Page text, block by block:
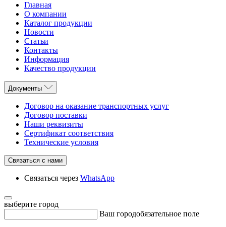
Главная
О компании
Каталог продукции
Новости
Статьи
Контакты
Информация
Качество продукции
Документы
Договор на оказание транспортных услуг
Договор поставки
Наши реквизиты
Сертификат соответствия
Технические условия
Связаться с нами
Связаться через WhatsApp
выберите город
Ваш городобязательное поле